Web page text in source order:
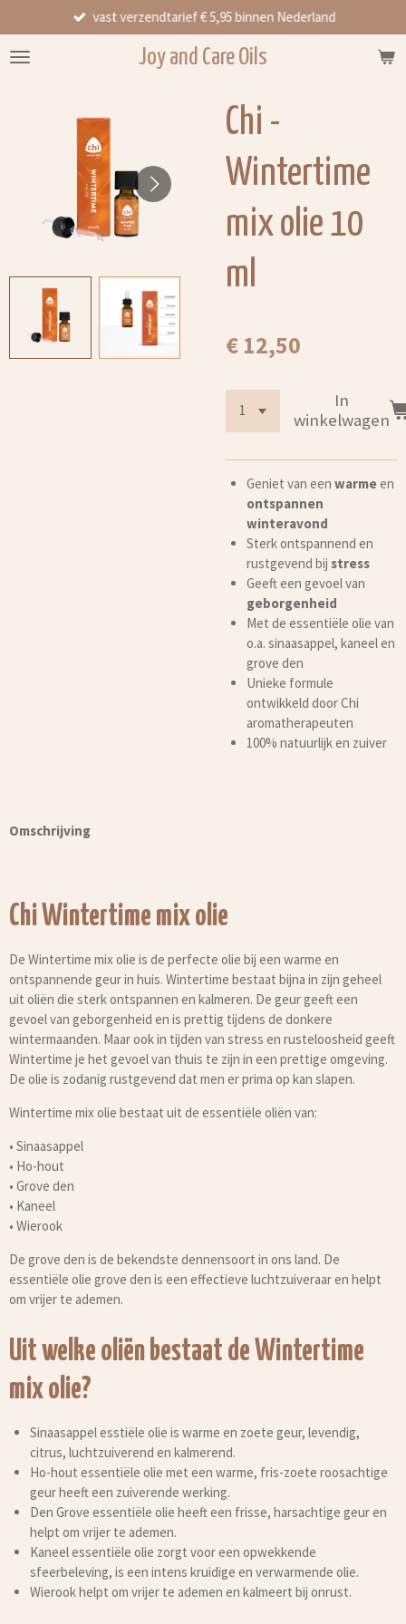
direct
naar
Joy and Care Oils
vast verzendtarief € 5,95 binnen Nederland
Chi -
Wintertime
mix olie 10
ml
€ 12,50
In
winkelwagen
Geniet van een warmeen
ontspannen
winteravond
Sterk ontspannend en
rustgevend bij stress
Geeft een gevoel van
geborgenheid
Met de essentiële olie van
o.a. sinaasappel, kaneel en
grove den
Unieke formule
ontwikkeld door Chi
aromatherapeuten
100% natuurlijk en zuiver
Omschrijving
Chi Wintertime mix olie
De Wintertime mix olie is de perfecte olie bij een warme en
ontspannende geur in huis. Wintertime bestaat bijna in zijn geheel
uit oliën die sterk ontspannen en kalmeren. De geur geeft een
gevoel van geborgenheid en is prettig tijdens de donkere
wintermaanden. Maar ook in tijden van stress en rusteloosheid geeft
Wintertime je het gevoel van thuis te zijn in een prettige omgeving.
De olie is zodanig rustgevend dat men er prima op kan slapen.
Wintertime mix olie bestaat uit de essentiële oliën van:
• Sinaasappel
• Ho-hout
• Grove den
• Kaneel
• Wierook
De grove den is de bekendste dennensoort in ons land. De
essentiële olie grove den is een effectieve luchtzuiveraar en helpt
om vrijer te ademen.
Uit welke oliën bestaat de Wintertime
mix olie?
Sinaasappel esstiële olie is warme en zoete geur, levendig,
citrus, luchtzuiverend en kalmerend.
Ho-hout essentiële olie met een warme, fris-zoete roosachtige
geur heeft een zuiverende werking.
Den Grove essentiële olie heeft een frisse, harsachtige geur en
helpt om vrijer te ademen.
Kaneel essentiële olie zorgt voor een opwekkende
sfeerbeleving, is een intens kruidige en verwarmende olie.
Wierook helpt om vrijer te ademen en kalmeert bij onrust.